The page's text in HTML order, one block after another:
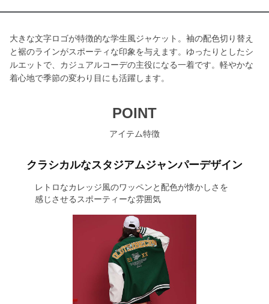
大きな文字ロゴが特徴的な学生風ジャケット。袖の配色切り替え
と裾のラインがスポーティな印象を与えます。ゆったりとしたシ
ルエットで、カジュアルコーデの主役になる一着です。軽やかな
着心地で季節の変わり目にも活躍します。
POINT
アイテム特徴
クラシカルなスタジアムジャンパーデザイン
レトロなカレッジ風のワッペンと配色が懐かしさを
感じさせるスポーティーな雰囲気